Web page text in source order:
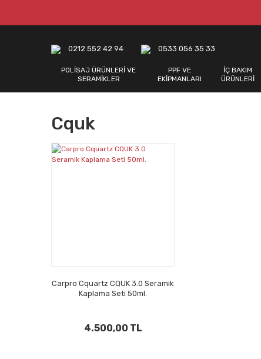
0212 552 42 94 0533 056 35 33
POLİSAJ ÜRÜNLERİ VE
SERAMİKLER
PPF VE
EKİPMANLARI
İÇ BAKIM
ÜRÜNLERİ
Cquk
Carpro Cquartz CQUK 3.0 Seramik
Kaplama Seti 50ml.
4.500,00 TL